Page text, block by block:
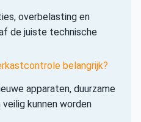
overbelasting en
de juiste technische
belangrijk?
apparaten, duurzame
kunnen worden